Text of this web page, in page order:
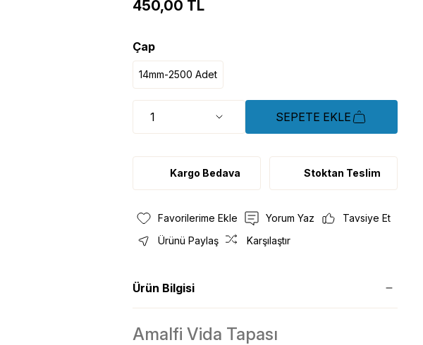
450,00 TL
Çap
14mm-2500 Adet
SEPETE EKLE
Kargo Bedava Stoktan Teslim
Yorum Yaz
Tavsiye Et
Ürünü Paylaş
Karşılaştır
Ürün Bilgisi
Amalfi Vida Tapası